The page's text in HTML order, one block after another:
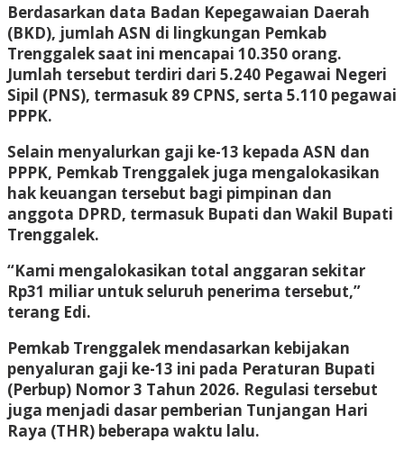
Berdasarkan data Badan Kepegawaian Daerah
(BKD), jumlah ASN di lingkungan Pemkab
Trenggalek saat ini mencapai 10.350 orang.
Jumlah tersebut terdiri dari 5.240 Pegawai Negeri
Sipil (PNS), termasuk 89 CPNS, serta 5.110 pegawai
PPPK.
Selain menyalurkan gaji ke-13 kepada ASN dan
PPPK, Pemkab Trenggalek juga mengalokasikan
hak keuangan tersebut bagi pimpinan dan
anggota DPRD, termasuk Bupati dan Wakil Bupati
Trenggalek.
“Kami mengalokasikan total anggaran sekitar
Rp31 miliar untuk seluruh penerima tersebut,”
terang Edi.
Pemkab Trenggalek mendasarkan kebijakan
penyaluran gaji ke-13 ini pada Peraturan Bupati
(Perbup) Nomor 3 Tahun 2026. Regulasi tersebut
juga menjadi dasar pemberian Tunjangan Hari
Raya (THR) beberapa waktu lalu.